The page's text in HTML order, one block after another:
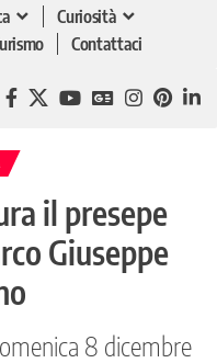
Curiosità
Contattaci
il presepe
Giuseppe
8 dicembre